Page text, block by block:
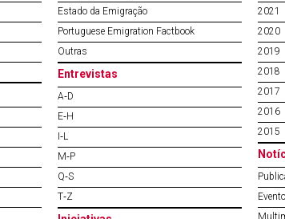
Estado da Emigração
Portuguese Emigration Factbook
Outras
Entrevistas
A‐D
E‐H
I‐L
M‐P
Q‐S
T‐Z
2021
2020
2019
2018
2017
2016
2015